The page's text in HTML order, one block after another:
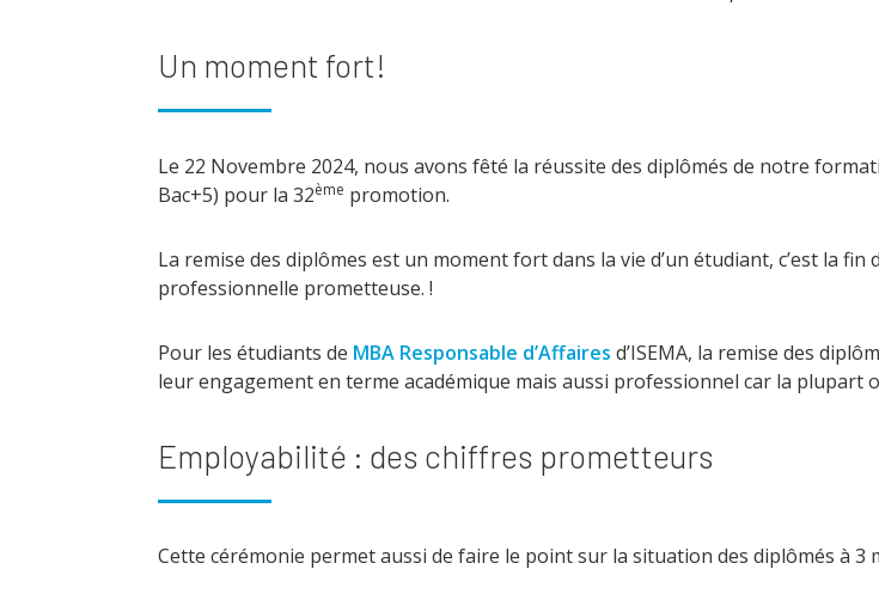
Un moment fort!
Le 22 Novembre 2024, nous avons fêté la réussite des diplômés de notre
Bac+5) pour la 32ème promotion.
La remise des diplômes est un moment fort dans la vie d’un étudiant, c’est la
professionnelle prometteuse. !
Pour les étudiants de MBA Responsable d’Affaires d’ISEMA, la remise des
leur engagement en terme académique mais aussi professionnel car la plupart
Employabilité : des chiffres prometteurs
Cette cérémonie permet aussi de faire le point sur la situation des diplômés à 3